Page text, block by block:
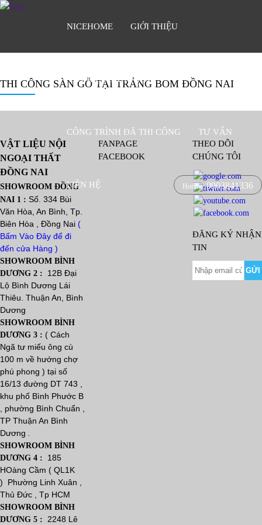
NICEHOME GIỚI THIỆU
VẬT LIỆU TRANG TRÍ
CÔNG TRÌNH ĐÃ THI CÔNG TƯ VẤN
LIÊN HỆ Hotline:0903841336
THI CÔNG SÀN GỖ TẠI TRẢNG BOM ĐỒNG NAI
VẬT LIỆU NỘI
NGOẠI THẤT
ĐỒNG NAI
SHOWROOM ĐỒNG
NAI 1 : Số. 334 Bùi
Văn Hòa, An Bình, Tp.
Biên Hòa , Đồng Nai (
Bấm Vào Đây để đi
đến cửa Hàng )
SHOWROOM BÌNH
DƯƠNG 2 :
12B Đại
Lộ Bình Dương Lái
Thiêu. Thuận An, Bình
Dương
SHOWROOM BÌNH
DƯƠNG 3 : ( Cách
Ngã tư miếu ông cù
100 m về hướng chợ
phú phong ) tại số
16/13 đường DT 743 ,
khu phố Bình Phước B
, phường Bình Chuẩn ,
TP Thuận An Bình
Dương
SHOWROOM BÌNH
DƯƠNG 4 :
185
HOàng Cầm ( QL1K
) Phường Linh Xuân ,
Thủ Đức , Tp HCM
SHOWROOM BÌNH
DƯƠNG 5 :
2248 Lê
FANPAGE
FACEBOOK
THEO DÕI
CHÚNG TÔI
ĐĂNG KÝ NHẬN
TIN